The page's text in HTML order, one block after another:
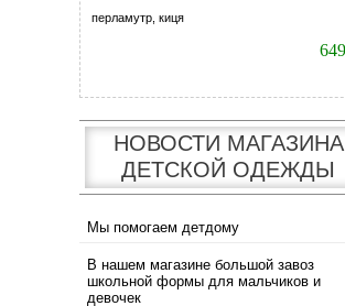
перламутр, киця
НОВОСТИ МАГАЗИНА
ДЕТСКОЙ ОДЕЖДЫ
Мы помогаем детдому
В нашем магазине большой завоз
школьной формы для мальчиков и
девочек